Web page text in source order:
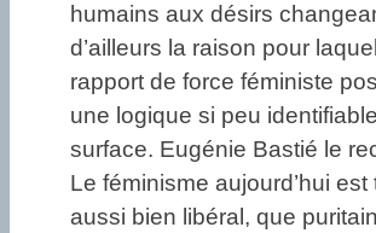
humains aux désirs
d’ailleurs la raison pour
rapport de force féministe
une logique si peu
surface. Eugénie Bastié le
Le féminisme aujourd’hui est
aussi bien libéral, que